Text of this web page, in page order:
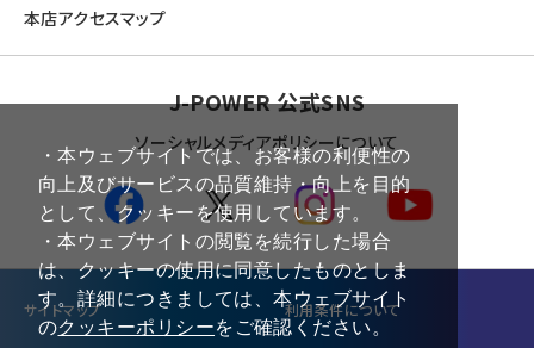
・本ウェブサイトでは、お客様の利便性の
向上及びサービスの品質維持・向上を目的
として、クッキーを使用しています。
・本ウェブサイトの閲覧を続行した場合
は、クッキーの使用に同意したものとしま
す。詳細につきましては、本ウェブサイト
のクッキーポリシーをご確認ください。
本店アクセスマップ
J-POWER 公式SNS
ソーシャルメディアポリシーについて
サイトマップ 利⽤条件について